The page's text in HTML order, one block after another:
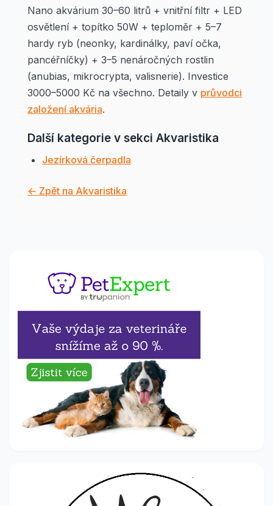
Nano akvárium 30–60 litrů + vnitřní filtr + LED
osvětlení + topítko 50W + teploměr + 5–7
hardy ryb (neonky, kardinálky, paví očka,
pancéřníčky) + 3–5 nenáročných rostlin
(anubias, mikrocrypta, valisnerie). Investice
3000–5000 Kč na všechno. Detaily v průvodci
založení akvária.
Další kategorie v sekci Akvaristika
Jezírková čerpadla
← Zpět na Akvaristika